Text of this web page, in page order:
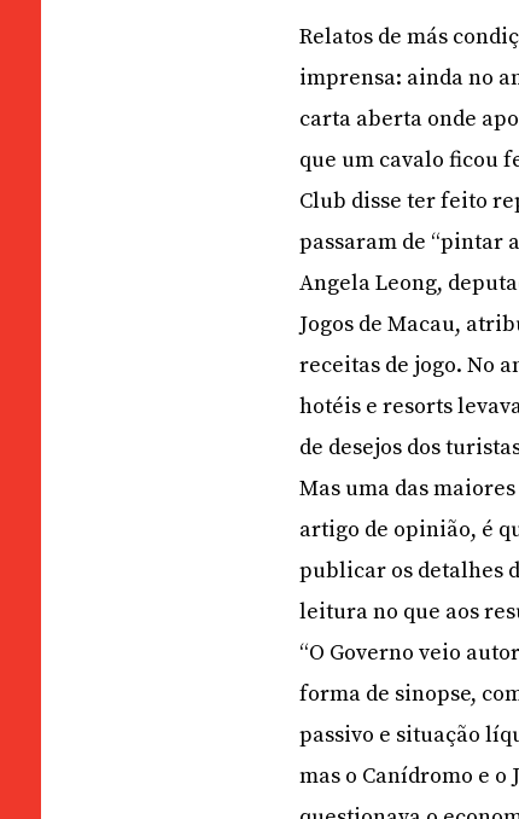
Relatos de más
imprensa: ainda no
carta aberta onde
que um cavalo ficou
Club disse ter feito
passaram de “pintar
Angela Leong,
Jogos de Macau,
receitas de jogo. No
hotéis e resorts
de desejos dos
Mas uma das
artigo de opinião, é
publicar os detalhes
leitura no que aos
“O Governo veio
forma de sinopse,
passivo e situação
mas o Canídromo e o